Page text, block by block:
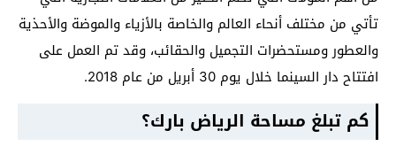
تأتي من مختلف أنحاء العالم والخاصة بالأزياء والموضة والأحذية
والعطور ومستحضرات التجميل والحقائب، وقد تم العمل على
افتتاح دار السينما خلال يوم 30 أبريل من عام 2018.
كم تبلغ مساحة الرياض بارك؟